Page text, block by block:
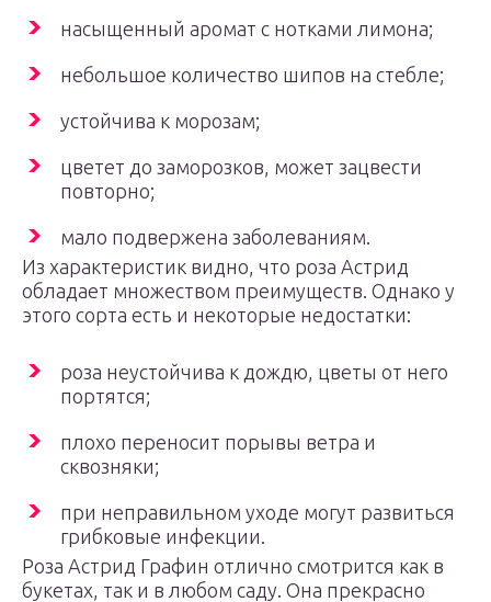
насыщенный аромат с нотками лимона;
небольшое количество шипов на стебле;
устойчива к морозам;
цветет до заморозков, может зацвести
повторно;
мало подвержена заболеваниям.
Из характеристик видно, что роза Астрид
обладает множеством преимуществ. Однако у
этого сорта есть и некоторые недостатки:
роза неустойчива к дождю, цветы от него
портятся;
плохо переносит порывы ветра и
сквозняки;
при неправильном уходе могут развиться
грибковые инфекции.
Роза Астрид Графин отлично смотрится как в
букетах, так и в любом саду. Она прекрасно